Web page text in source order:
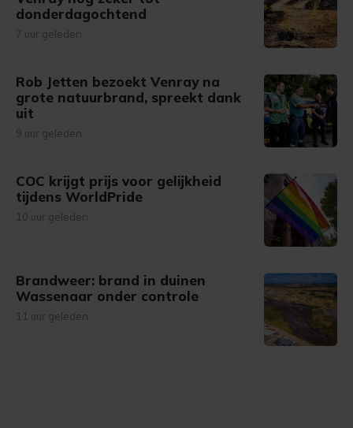
donderdagochtend
7 uur geleden
Rob Jetten bezoekt Venray na
grote natuurbrand, spreekt dank
uit
9 uur geleden
COC krijgt prijs voor gelijkheid
tijdens WorldPride
10 uur geleden
Brandweer: brand in duinen
Wassenaar onder controle
11 uur geleden